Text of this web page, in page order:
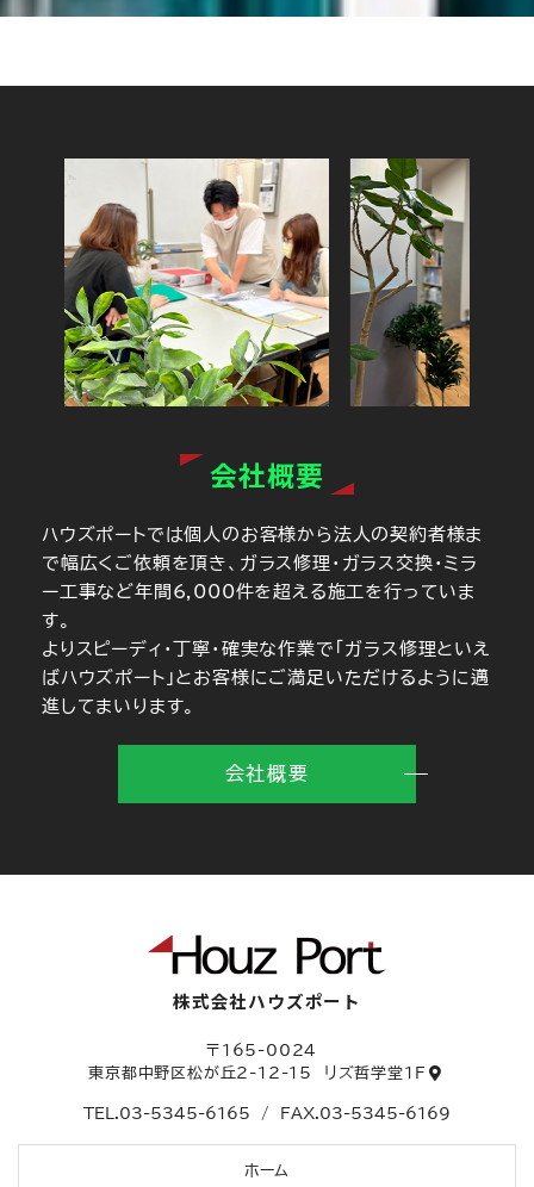
会社概要
ハウズポートでは個人のお客様から法人の契約者様ま
で幅広くご依頼を頂き、ガラス修理・ガラス交換・ミラ
ー工事など年間6,000件を超える施工を行っていま
す。
よりスピーディ・丁寧・確実な作業で「ガラス修理といえ
ばハウズポート」とお客様にご満足いただけるように邁
進してまいります。
会社概要
株式会社ハウズポート
〒165-0024
東京都中野区松が丘2-12-15 リズ哲学堂1F
TEL.03-5345-6165 / FAX.03-5345-6169
ホーム